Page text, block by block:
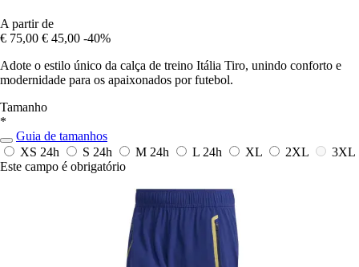
A partir de
€ 75,00 € 45,00 -40%
Adote o estilo único da calça de treino Itália Tiro, unindo conforto e
modernidade para os apaixonados por futebol.
Tamanho
*
Guia de tamanhos
XS 24h S 24h M 24h L 24h XL 2XL
3XL
Este campo é obrigatório